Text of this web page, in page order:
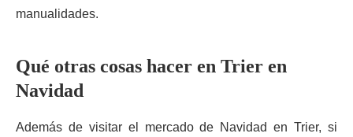
manualidades.
Qué otras cosas hacer en Trier en
Navidad
Además de visitar el mercado de Navidad en Trier, si